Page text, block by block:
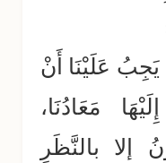
يَجِبُ عَلَيْنَا أَنْ
مَعَادُنَا،
إلا بالنَّظَرِ